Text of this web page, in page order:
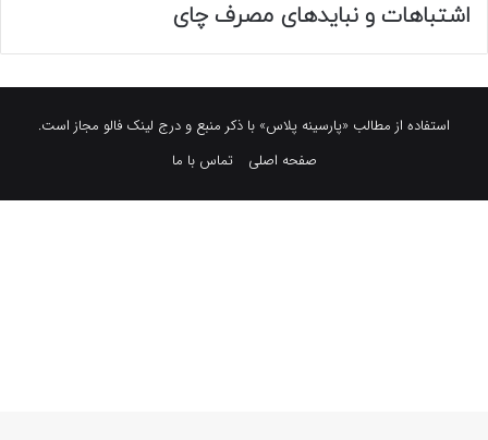
اشتباهات و نبایدهای مصرف چای
استفاده از مطالب «پارسینه پلاس» با ذکر منبع و درج لینک فالو مجاز است.
صفحه اصلی
تماس با ما